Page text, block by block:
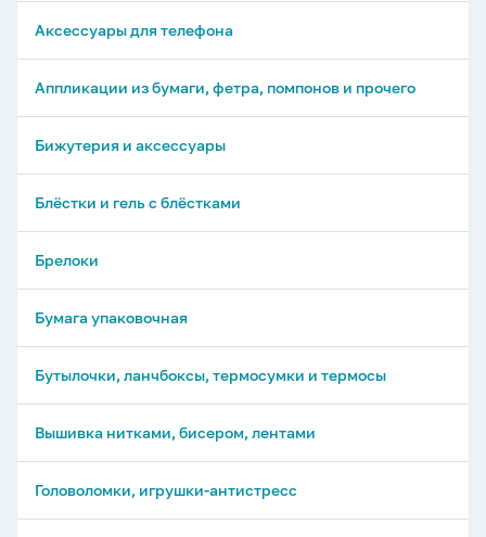
Аксессуары для телефона
Аппликации из бумаги, фетра, помпонов и прочего
Бижутерия и аксессуары
Блёстки и гель с блёстками
Брелоки
Бумага упаковочная
Бутылочки, ланчбоксы, термосумки и термосы
Вышивка нитками, бисером, лентами
Головоломки, игрушки-антистресс